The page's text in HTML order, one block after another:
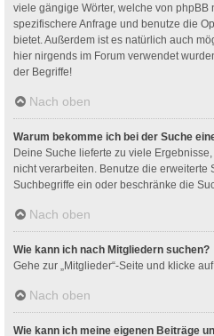
viele gängige Wörter, welche von
spezifischere Anfrage und benutze die
bietet. Außerdem ist es natürlich auch
hier nirgends im Forum verwendet
der Begriffe!
Nach oben
Warum bekomme ich bei der Suche
Deine Suche lieferte zu viele
nicht verarbeiten. Benutze die erweiterte
Suchbegriffe ein oder beschränke die
Nach oben
Wie kann ich nach Mitgliedern suchen?
Gehe zur „Mitglieder“-Seite und klicke
Nach oben
Wie kann ich meine eigenen Beiträge